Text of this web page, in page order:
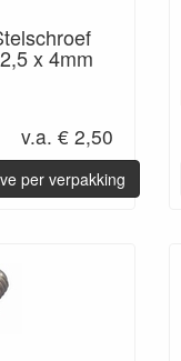
x 4mm
v.a. € 2,50
per verpakking